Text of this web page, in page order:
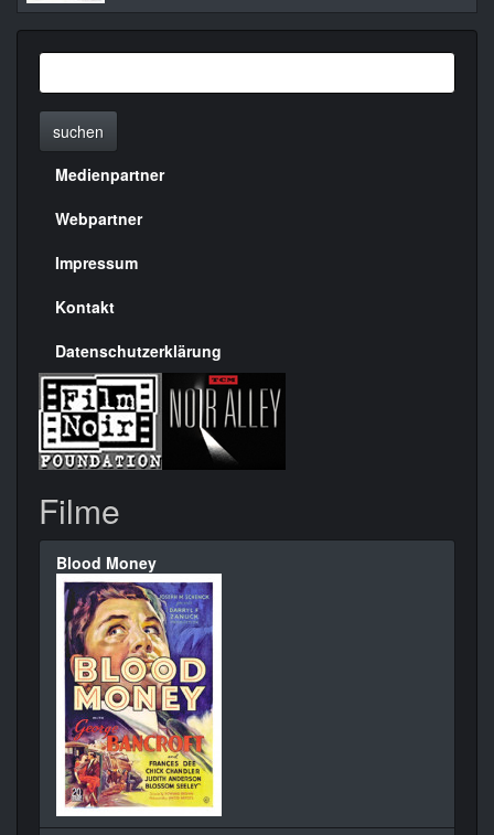
suchen
Menülinks
rechte
Seite
Medienpartner
Webpartner
Impressum
Kontakt
Datenschutzerklärung
Filme
Blood Money